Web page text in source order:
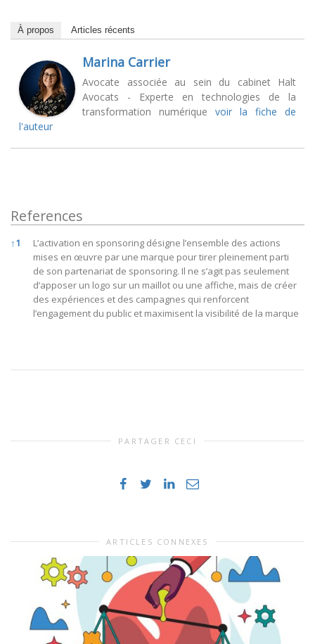
À propos Articles récents
Marina Carrier
Avocate associée au sein du cabinet Halt
Avocats - Experte en technologies de la
transformation numérique voir la fiche de
l'auteur
References
References
↑1
L’activation en sponsoring désigne l’ensemble des actions
mises en œuvre par une marque pour tirer pleinement parti
de son partenariat de sponsoring. Il ne s’agit pas seulement
d’apposer un logo sur un maillot ou une affiche, mais de créer
des expériences et des campagnes qui renforcent
l’engagement du public et maximisent la visibilité de la marque
PARTAGER CECI
ARTICLES CONNEXES